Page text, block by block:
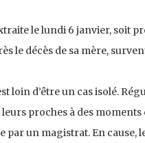
le lundi 6 janvier, soit
le décès de sa mère,
loin d’être un cas isolé.
leurs proches à des
par un magistrat. En cause,